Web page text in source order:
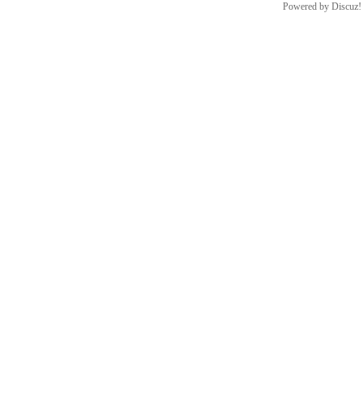
Powered byDiscuz!